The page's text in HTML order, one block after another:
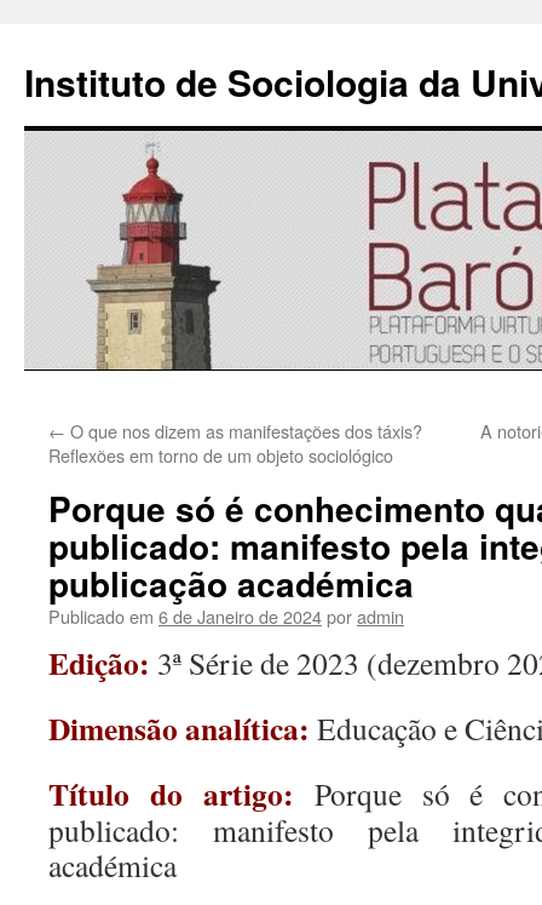
Instituto de Sociologia da
para
conteúdo
← O que nos dizem as manifestações dos táxis?
Reflexões em torno de um objeto sociológico
A
Porque só é conhecimento
publicado: manifesto pela
publicação académica
Publicado em 6 de Janeiro de 2024poradmin
Edição: 3ª Série de 2023 (dezembro
Dimensão analítica: Educação e
Título do artigo: Porque só é
publicado: manifesto pela
académica